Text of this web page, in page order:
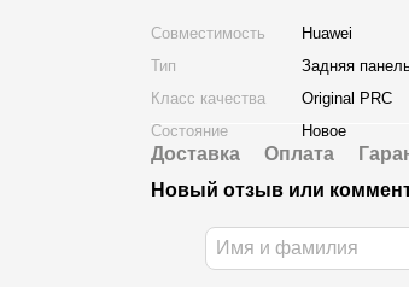
Совместимость
Huawei
Тип
Задняя
Класс качества
Original PRC
Состояние
Новое
Доставка Оплата
Новый отзыв или